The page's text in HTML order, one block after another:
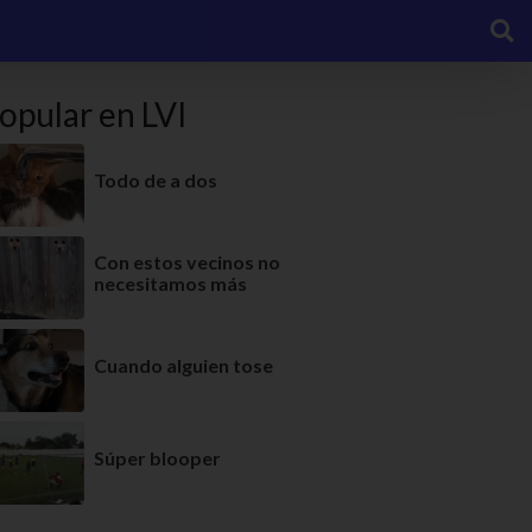
en LVI
Todo de a dos
Con estos vecinos no
necesitamos más
Cuando alguien tose
Súper blooper